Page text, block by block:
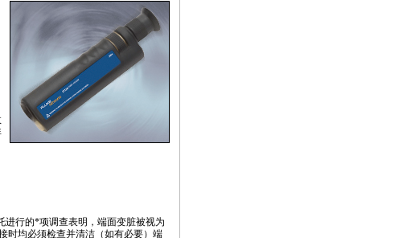
进行的*项调查表明，端面变脏被视为
时均必须检查并清洁（如有必要）端